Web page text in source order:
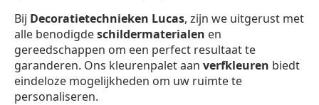
Bij Decoratietechnieken Lucas, zijn we uitgerust met
alle benodigdeschildermaterialen en
gereedschappen om een perfect resultaat te
garanderen. Ons kleurenpalet aan verfkleuren biedt
eindeloze mogelijkheden om uw ruimte te
personaliseren.